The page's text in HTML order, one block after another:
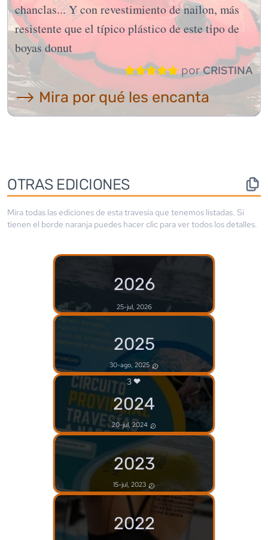
chanclas... Y con revestimiento de nailon, más
resistente que el típico plástico de este tipo de
boyas donut
porCRISTINA
⟶ Mira por qué les encanta
OTRAS EDICIONES
Mira todas las ediciones de esta travesía que tenemos listadas. Si
tienen el borde naranja puedes hacer clic para ver todos los detalles.
2026
25-jul, 2026
2025
30-ago, 2025
3
2024
20-jul, 2024
2023
15-jul, 2023
2022